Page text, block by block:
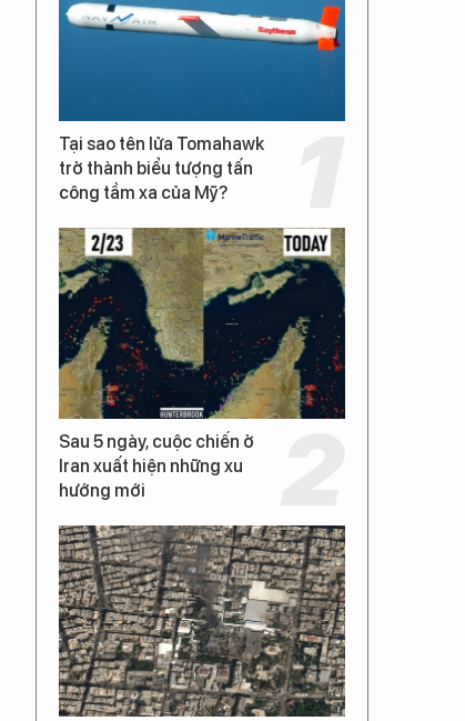
Tại sao tên lửa Tomahawk
trở thành biểu tượng tấn
công tầm xa của Mỹ?
Sau 5 ngày, cuộc chiến ở
Iran xuất hiện những xu
hướng mới